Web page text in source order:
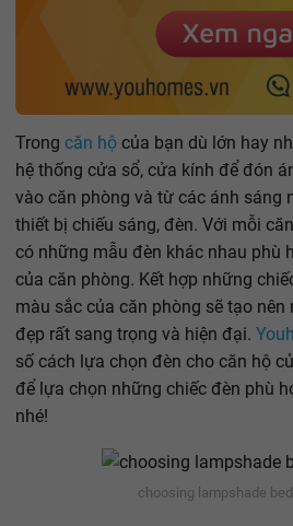
Trong căn hộ của bạn dù lớn hay
hệ thống cửa sổ, cửa kính để đón
vào căn phòng và từ các ánh sáng
thiết bị chiếu sáng, đèn. Với mỗi
có những mẫu đèn khác nhau phù
của căn phòng. Kết hợp những
màu sắc của căn phòng sẽ tạo
đẹp rất sang trọng và hiện đại.
số cách lựa chọn đèn cho căn hộ
để lựa chọn những chiếc đèn phù
nhé!
choosing lampshade